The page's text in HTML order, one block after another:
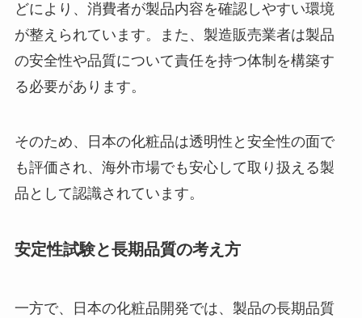
どにより、消費者が製品内容を確認しやすい環境
が整えられています。また、製造販売業者は製品
の安全性や品質について責任を持つ体制を構築す
る必要があります。
そのため、日本の化粧品は透明性と安全性の面で
も評価され、海外市場でも安心して取り扱える製
品として認識されています。
安定性試験と長期品質の考え方
一方で、日本の化粧品開発では、製品の長期品質